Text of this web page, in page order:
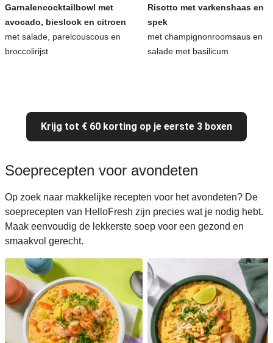
Garnalencocktailbowl met
avocado, bieslook en citroen
met salade, parelcouscous en
broccolirijst
Risotto met varkenshaas en
spek
met champignonroomsaus en
salade met basilicum
Krijg tot € 60 korting op je eerste 3 boxen
Soeprecepten voor avondeten
Op zoek naar makkelijke recepten voor het avondeten? De
soeprecepten van HelloFresh zijn precies wat je nodig hebt.
Maak eenvoudig de lekkerste soep voor een gezond en
smaakvol gerecht.